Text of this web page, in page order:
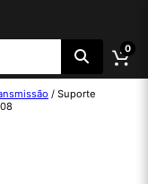
0
/ Suporte